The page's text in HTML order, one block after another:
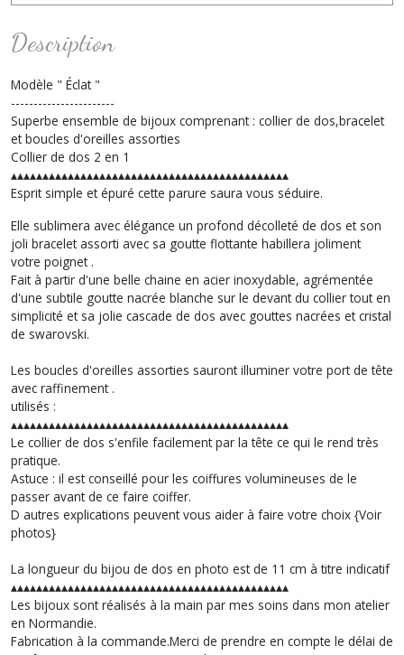
Description
Modèle " Éclat "
-----------------------
Superbe ensemble de bijoux comprenant : collier de dos,bracelet
et boucles d'oreilles assorties
Collier de dos 2 en 1
▴▴▴▴▴▴▴▴▴▴▴▴▴▴▴▴▴▴▴▴▴▴▴▴▴▴▴▴▴▴▴▴▴▴▴▴▴▴▴▴▴▴▴▴
Esprit simple et épuré cette parure saura vous séduire.
Elle sublimera avec élégance un profond décolleté de dos et son
joli bracelet assorti avec sa goutte flottante habillera joliment
votre poignet .
Fait à partir d'une belle chaine en acier inoxydable, agrémentée
d'une subtile goutte nacrée blanche sur le devant du collier tout en
simplicité et sa jolie cascade de dos avec gouttes nacrées et cristal
de swarovski.
Les boucles d'oreilles assorties sauront illuminer votre port de tête
avec raffinement .
utilisés :
▴▴▴▴▴▴▴▴▴▴▴▴▴▴▴▴▴▴▴▴▴▴▴▴▴▴▴▴▴▴▴▴▴▴▴▴▴▴▴▴▴▴▴▴
Le collier de dos s'enfile facilement par la tête ce qui le rend très
pratique.
Astuce : il est conseillé pour les coiffures volumineuses de le
passer avant de ce faire coiffer.
D autres explications peuvent vous aider à faire votre choix {Voir
photos}
La longueur du bijou de dos en photo est de 11 cm à titre indicatif
▴▴▴▴▴▴▴▴▴▴▴▴▴▴▴▴▴▴▴▴▴▴▴▴▴▴▴▴▴▴▴▴▴▴▴▴▴▴▴▴▴▴▴▴
Les bijoux sont réalisés à la main par mes soins dans mon atelier
en Normandie.
Fabrication à la commande.Merci de prendre en compte le délai de